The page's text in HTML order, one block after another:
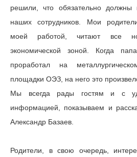
решили, что обязательно
наших сотрудников. Мои
моей работой, читают все
экономической зоной. Когда
проработал на
площадки ОЭЗ, на него это
Мы всегда рады гостям и с
информацией, показываем и
Александр Базаев.
Родители, в свою очередь,